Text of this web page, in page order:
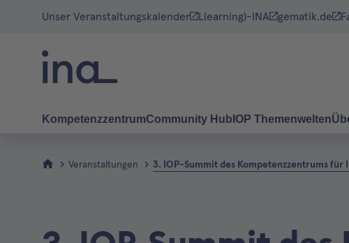
Unser Veranstaltungskalender L(earning)-INA gematik.de
KompetenzzentrumCommunity Hub IOP Themenwelten
Veranstaltungen 3. IOP-Summit des Kompetenzzentrums